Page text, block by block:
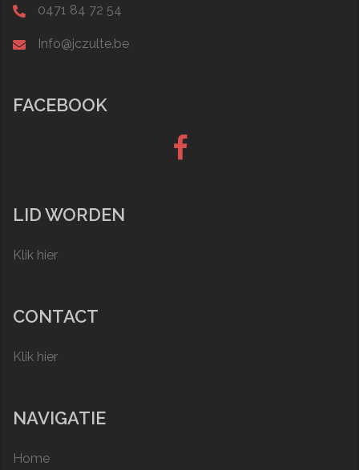
0471 84 72 54
Info@jczulte.be
FACEBOOK
Facebook
LID WORDEN
Klik hier
CONTACT
Klik hier
NAVIGATIE
Home